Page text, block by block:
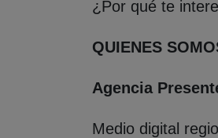
¿Por qué te
QUIENES
Agencia
Medio digital